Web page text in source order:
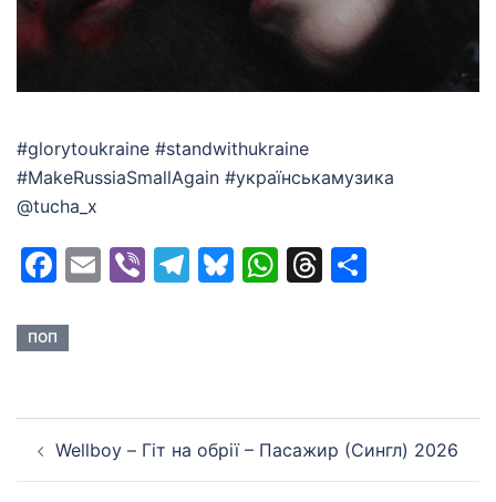
#glorytoukraine #standwithukraine
#MakeRussiaSmallAgain #українськамузика
@tucha_x
Facebook
EmailViberTelegram
Bluesky
WhatsApp
Threads
ПОП
navigation
Wellboy – Гіт на обрії – Пасажир (Сингл) 2026